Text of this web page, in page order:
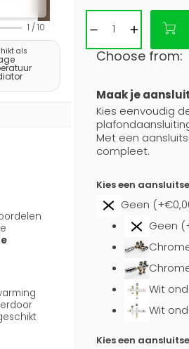
1 /10
als Choose from:
Maak je
Kies eenvoudig
Met een
compleet.
Kies een
Geen
Geen
Wit
Wit
Kies een